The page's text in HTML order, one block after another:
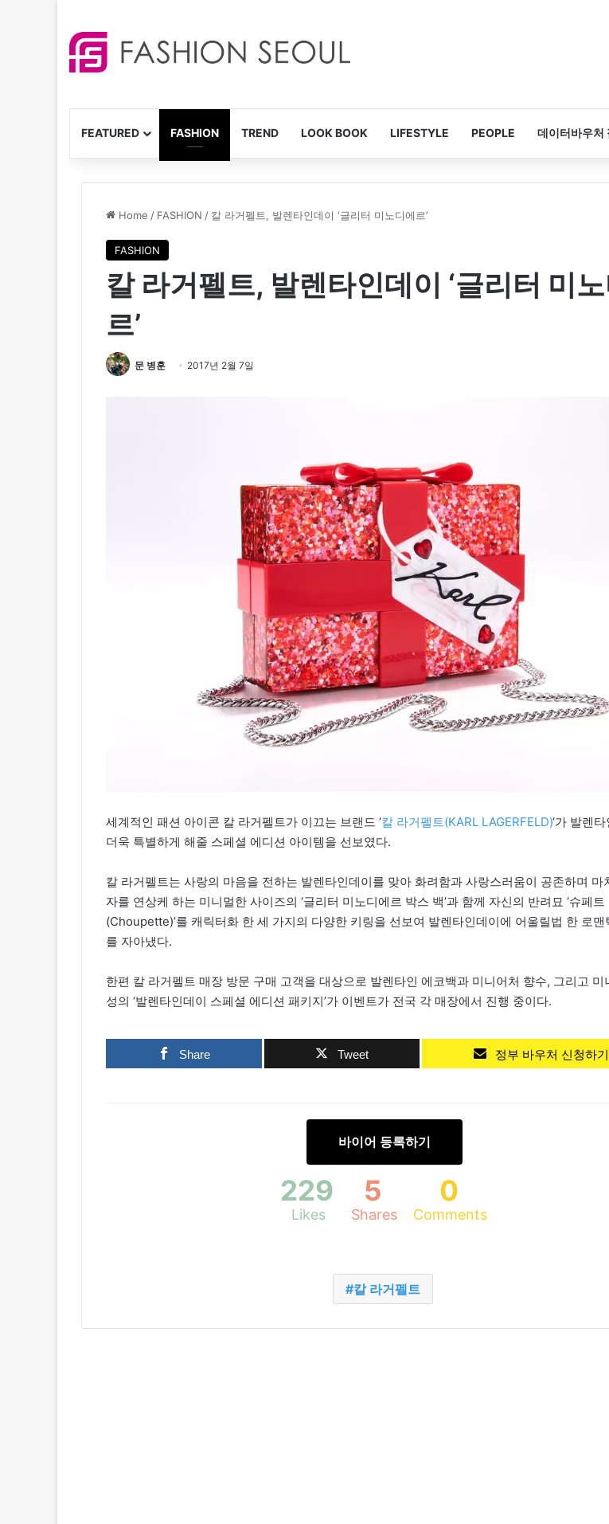
FEATURED FASHION TREND LOOK BOOK LIFESTYLE PEOPLE 데이터바우처
Home / FASHION / 칼 라거펠트, 발렌타인데이 ‘글리터 미노디에르’
FASHION
칼 라거펠트, 발렌타인데이 ‘글리터 미
르’
문 병훈 2017년 2월 7일
세계적인 패션 아이콘 칼 라거펠트가 이끄는 브랜드 ‘칼 라거펠트(KARL LAGERFELD)‘가 발렌
더욱 특별하게 해줄 스페셜 에디션 아이템을 선보였다.
칼 라거펠트는 사랑의 마음을 전하는 발렌타인데이를 맞아 화려함과 사랑스러움이 공존하며 마
자를 연상케 하는 미니멀한 사이즈의 ‘글리터 미노디에르 박스 백’과 함께 자신의 반려묘 ‘슈페트
(Choupette)’를 캐릭터화 한 세 가지의 다양한 키링을 선보여 발렌타인데이에 어울릴법 한 로맨
를 자아냈다.
한편 칼 라거펠트 매장 방문 구매 고객을 대상으로 발렌타인 에코백과 미니어처 향수, 그리고 미
성의 ‘발렌타인데이 스페셜 에디션 패키지’가 이벤트가 전국 각 매장에서 진행 중이다.
Share Tweet 정부 바우처 신청하기
바이어 등록하기
229
Likes
5
Shares
0
Comments
칼 라거펠트